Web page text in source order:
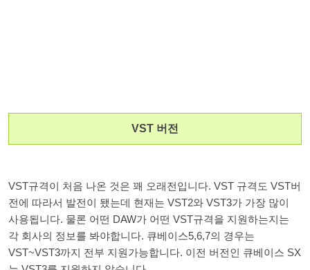
VST 버전
VST규격이 처음 나온 것은 꽤 오래전입니다. VST 규격도 VST버
전에 따라서 발전이 됐는데 현재는 VST2와 VST3가 가장 많이
사용됩니다. 물론 어떤 DAW가 어떤 VST규격을 지원하는지는
각 회사의 정보를 봐야합니다. 큐베이스5,6,7의 경우는
VST~VST3까지 전부 지원가능합니다. 이전 버전인 큐베이스 SX